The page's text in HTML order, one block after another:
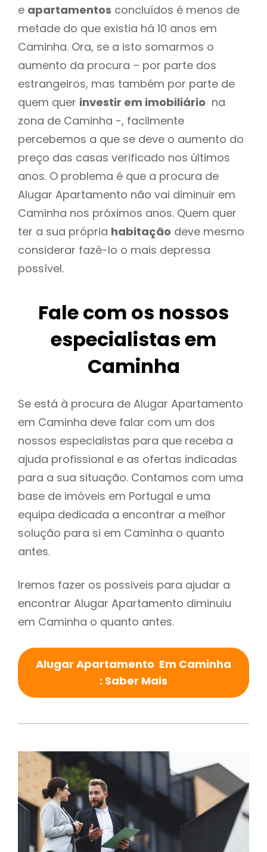
e apartamentos concluídos é menos de
metade do que existia há 10 anos em
Caminha. Ora, se a isto somarmos o
aumento da procura – por parte dos
estrangeiros, mas também por parte de
quem quer investir em imobiliário na
zona de Caminha -, facilmente
percebemos a que se deve o aumento do
preço das casas verificado nos últimos
anos. O problema é que a procura de
Alugar Apartamento não vai diminuir em
Caminha nos próximos anos. Quem quer
ter a sua própria habitação deve mesmo
considerar fazê-lo o mais depressa
possível.
Fale com os nossos
especialistas em
Caminha
Se está à procura de Alugar Apartamento
em Caminha deve falar com um dos
nossos especialistas para que receba a
ajuda profissional e as ofertas indicadas
para a sua situação. Contamos com uma
base de imóveis em Portugal e uma
equipa dedicada a encontrar a melhor
solução para si em Caminha o quanto
antes.
Iremos fazer os possiveis para ajudar a
encontrar Alugar Apartamento diminuiu
em Caminha o quanto antes.
Alugar Apartamento Em Caminha
: Saber Mais